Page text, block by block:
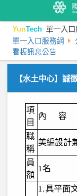
YunTech 單一入
單一入口服務網
看板訊息公告
【水土中心】誠
項
目
內 容
職
稱
美編設計
員
額
1名
1.具平面